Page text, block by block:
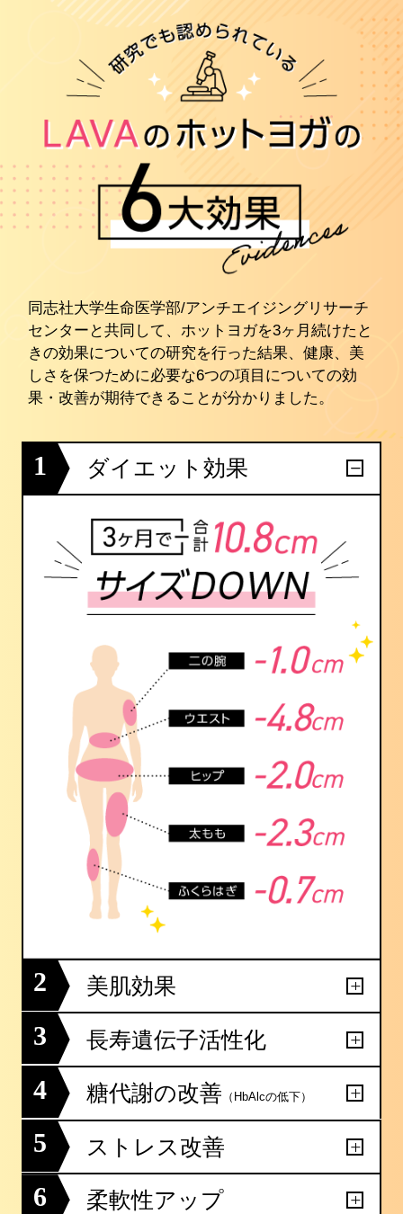
同志社大学生命医学部/アンチエイジングリサーチ
センターと共同して、ホットヨガを3ヶ月続けたと
きの効果についての研究を行った結果、健康、美
しさを保つために必要な6つの項目についての効
果・改善が期待できることが分かりました。
1 ダイエット効果
2 美肌効果
3 長寿遺伝子活性化
4 糖代謝の改善 （HbAlcの低下）
5 ストレス改善
6 柔軟性アップ